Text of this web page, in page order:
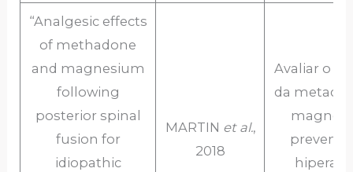
“Analgesic effects
of methadone
and magnesium
following
posterior spinal
fusion for
idiopathic
MARTIN et al.,
2018
Avaliar o
da